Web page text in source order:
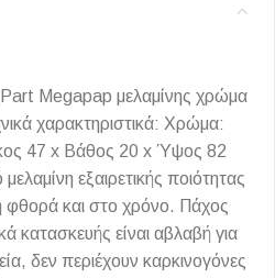
Part Megapap μελαμίνης χρώμα
χαρακτηριστικά: Χρώμα:
47 x Βάθος 20 x Ύψος 82
εξαιρετικής ποιότητας
και στο χρόνο. Πάχος
κατασκευής είναι αβλαβή για
δεν περιέχουν καρκινογόνες